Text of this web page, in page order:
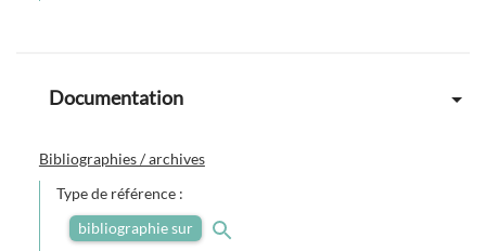
Documentation
Bibliographies / archives
Type de référence :
bibliographie sur